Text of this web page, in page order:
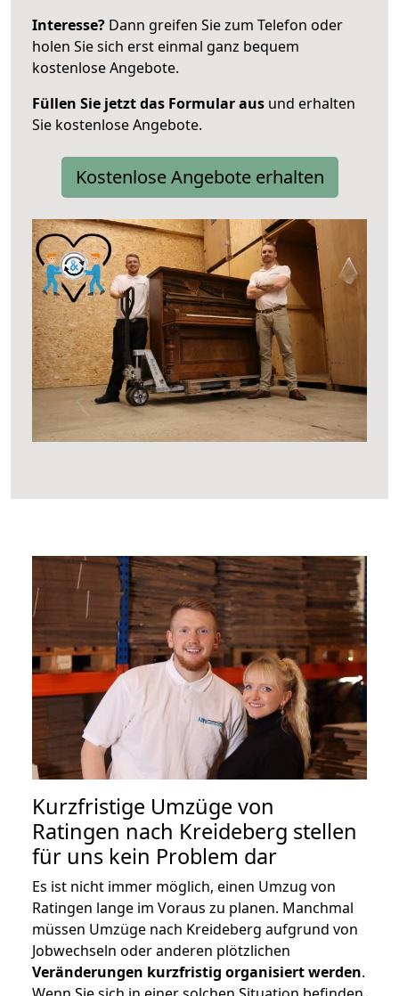
Interesse? Dann greifen Sie zum Telefon oder
holen Sie sich erst einmal ganz bequem
kostenlose Angebote.
Füllen Sie jetzt das Formular aus und erhalten
Sie kostenlose Angebote.
Kostenlose Angebote erhalten
Kurzfristige Umzüge von
Ratingen nach Kreideberg stellen
für uns kein Problem dar
Es ist nicht immer möglich, einen Umzug von
Ratingen lange im Voraus zu planen. Manchmal
müssen Umzüge nach Kreideberg aufgrund von
Jobwechseln oder anderen plötzlichen
Veränderungen kurzfristig organisiert werden.